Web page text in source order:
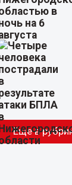
Еще в